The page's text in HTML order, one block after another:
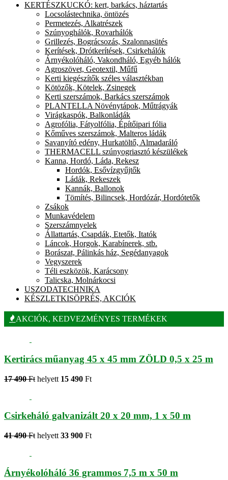
KERTÉSZKUCKÓ: kert, barkács, háztartás
Locsolástechnika, öntözés
Permetezés, Alkatrészek
Szúnyoghálók, Rovarhálók
Grillezés, Bográcsozás, Szalonnasütés
Kerítések, Drótkerítések, Csirkehálók
Árnyékolóháló, Vakondháló, Egyéb hálók
Agroszövet, Geotextil, Műfű
Kerti kiegészítők széles választékban
Kötözők, Kötelek, Zsinegek
Kerti szerszámok, Barkács szerszámok
PLANTELLA Növénytápok, Műtrágyák
Virágkaspók, Balkonládák
Agrofólia, Fátyolfólia, Építőipari fólia
Kőműves szerszámok, Malteros ládák
Savanyító edény, Hurkatöltő, Almadaráló
THERMACELL szúnyogriasztó készülékek
Kanna, Hordó, Láda, Rekesz
Hordók, Esővízgyűjtők
Ládák, Rekeszek
Kannák, Ballonok
Tömítés, Bilincsek, Hordózár, Hordótetők
Zsákok
Munkavédelem
Szerszámnyelek
Állattartás, Csapdák, Etetők, Itatók
Láncok, Horgok, Karabínerek, stb.
Borászat, Pálinkás ház, Segédanyagok
Vegyszerek
Téli eszközök, Karácsony
Talicska, Molnárkocsi
USZODATECHNIKA
KÉSZLETKISÖPRÉS, AKCIÓK
AKCIÓK, KEDVEZMÉNYES TERMÉKEK
Kertirács műanyag 45 x 45 mm ZÖLD 0,5 x 25 m
17 490 Ft helyett 15 490 Ft
Csirkeháló galvanizált 20 x 20 mm, 1 x 50 m
41 490 Ft helyett 33 900 Ft
Árnyékolóháló 36 grammos 7,5 m x 50 m